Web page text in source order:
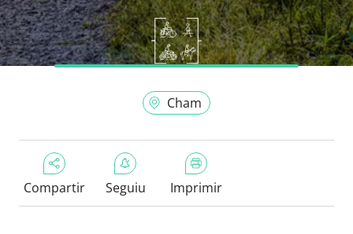
Cham
Compartir Seguiu Imprimir